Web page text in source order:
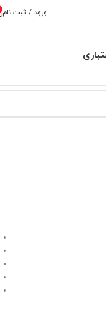
ورود / ثبت نام